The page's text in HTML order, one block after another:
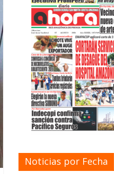
Noticias por Fecha